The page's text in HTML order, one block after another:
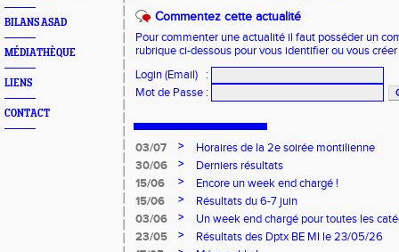
BILANS ASAD
MÉDIATHÈQUE
LIENS
CONTACT
Commentez cette actualité
Pour commenter une actualité il faut posséder un
rubrique ci-dessous pour vous identifier ou vous
Login (Email)
:
Mot de Passe :
03/07 >
Horaires de la 2e soirée montilienne
30/06
>
Derniers résultats
15/06
>
Encore un week end chargé !
15/06
>
Résultats du 6-7 juin
03/06
>
Un week end chargé pour toutes les
23/05
>
Résultats des Dptx BE MI le 23/05/26